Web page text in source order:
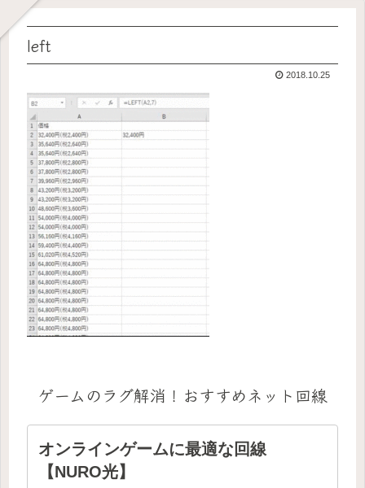
left
2018.10.25
ゲームのラグ解消！おすすめネット回線
オンラインゲームに最適な回線
【NURO光】